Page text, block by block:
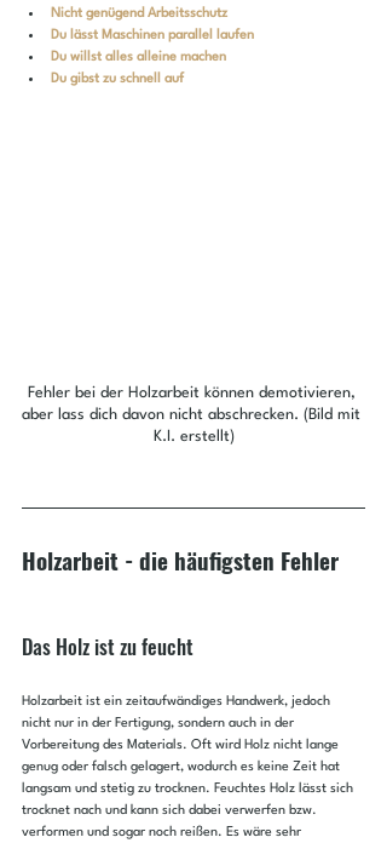
Nicht genügend Arbeitsschutz
Du lässt Maschinen parallel laufen
Du willst alles alleine machen
Du gibst zu schnell auf
Fehler bei der Holzarbeit können demotivieren,
aber lass dich davon nicht abschrecken. (Bild mit
K.I. erstellt)
Holzarbeit - die häufigsten Fehler
Das Holz ist zu feucht
Holzarbeit ist ein zeitaufwändiges Handwerk, jedoch
nicht nur in der Fertigung, sondern auch in der
Vorbereitung des Materials. Oft wird Holz nicht lange
genug oder falsch gelagert, wodurch es keine Zeit hat
langsam und stetig zu trocknen. Feuchtes Holz lässt sich
trocknet nach und kann sich dabei verwerfen bzw.
verformen und sogar noch reißen. Es wäre sehr